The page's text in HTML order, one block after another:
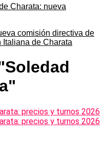
comisión directiva de
Italiana de Charata